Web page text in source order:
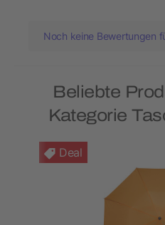
Noch keine Bewertungen
Beliebte
Kategorie
Deal